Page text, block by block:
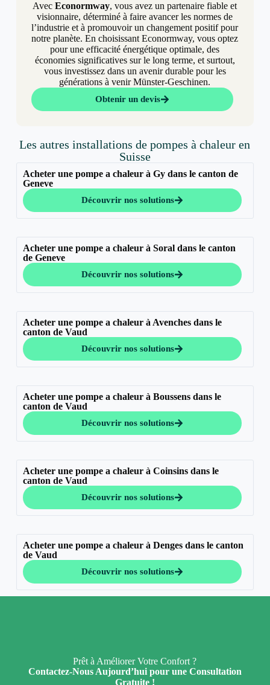
AvecEconormway, vous avez un partenaire fiable et
visionnaire, déterminé à faire avancer les normes de
l’industrie et à promouvoir un changement positif pour
notre planète. En choisissant Econormway, vous optez
pour une efficacité énergétique optimale, des
économies significatives sur le long terme, et surtout,
vous investissez dans un avenir durable pour les
générations à venir Münster-Geschinen.
Obtenir un devis
Les autres installations de pompes à chaleur en
Suisse
Acheter une pompe a chaleur à Gy dans le canton de
Geneve
Découvrir nos solutions
Acheter une pompe a chaleur à Soral dans le canton
de Geneve
Découvrir nos solutions
Acheter une pompe a chaleur à Avenches dans le
canton de Vaud
Découvrir nos solutions
Acheter une pompe a chaleur à Boussens dans le
canton de Vaud
Découvrir nos solutions
Acheter une pompe a chaleur à Coinsins dans le
canton de Vaud
Découvrir nos solutions
Acheter une pompe a chaleur à Denges dans le canton
de Vaud
Découvrir nos solutions
Prêt à Améliorer Votre Confort ?
Contactez-Nous Aujourd’hui pour une Consultation
Gratuite !